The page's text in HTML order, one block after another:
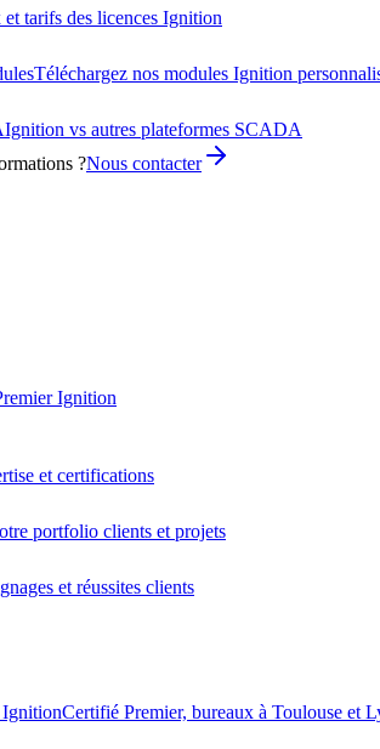
et tarifs des licences Ignition
Téléchargez nos modules Ignition
Ignition vs autres plateformes SCADA
?Nous contacter
Ignition
et certifications
portfolio clients et projets
et réussites clients
IgnitionCertifié Premier, bureaux à Toulouse et